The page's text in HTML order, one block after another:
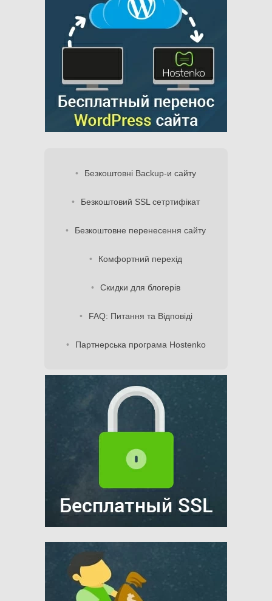
Безкоштовні Backup-и сайту
Безкоштовий SSL сетртифікат
Безкоштовне перенесення сайту
Комфортний перехід
Скидки для блогерів
FAQ: Питання та Відповіді
Партнерська програма Hostenko